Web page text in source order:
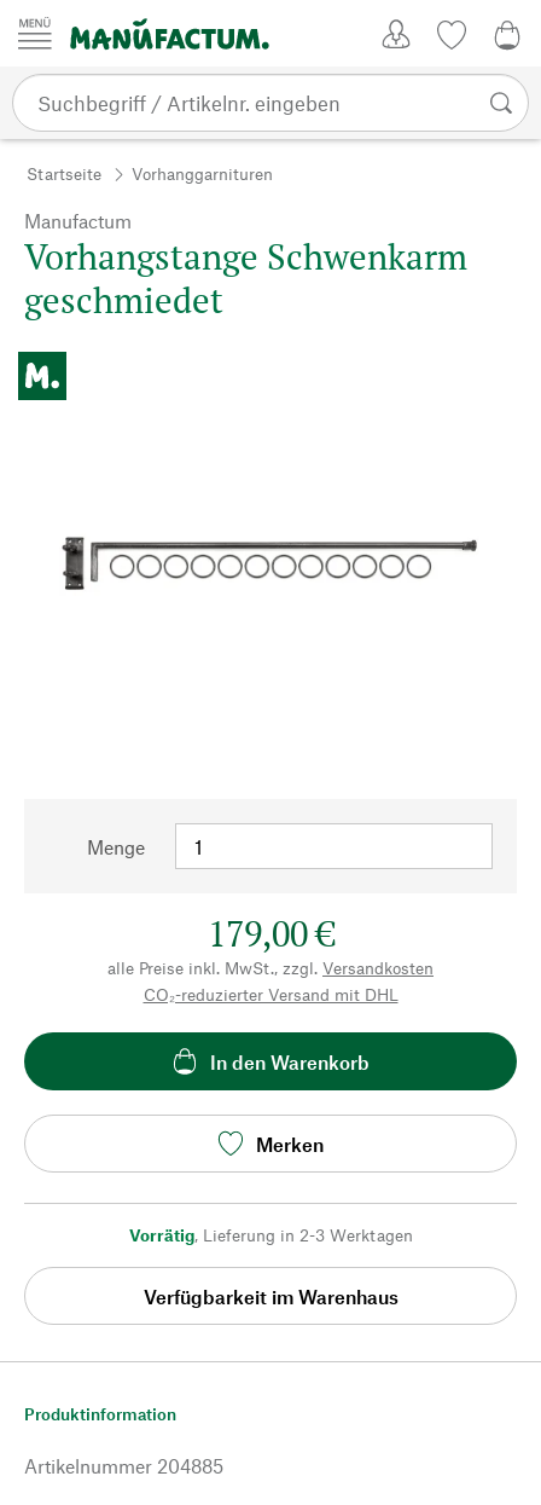
Zum Inhalt springen
Startseite Vorhanggarnituren
Manufactum
Vorhangstange Schwenkarm
geschmiedet
Menge
179,00 €
alle Preise inkl. MwSt., zzgl. Versandkosten
CO₂-reduzierter Versand mit DHL
In den Warenkorb
Merken
Vorrätig, Lieferung in 2-3 Werktagen
Verfügbarkeit im Warenhaus
Produktinformation
Artikelnummer 204885